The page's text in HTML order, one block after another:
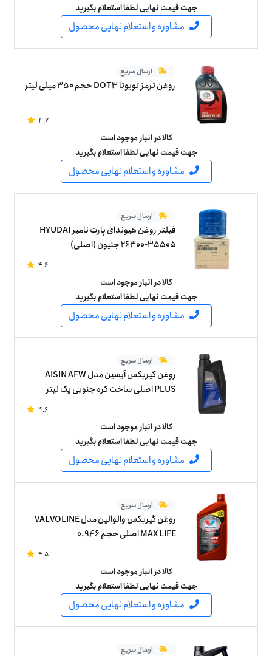
جهت قیمت نهایی لطفا استعلام بگیرید
مشاوره و استعلام نهایی محصول
ارسال سریع
روغن ترمز تویوتا DOT3 حجم 350 میلی لیتر
4.7
کالا در انبار موجود است
جهت قیمت نهایی لطفا استعلام بگیرید
مشاوره و استعلام نهایی محصول
ارسال سریع
فیلتر روغن هیوندای پارت نامبر HYUDAI
26300-35505 جنیون (اصلی)
4.6
کالا در انبار موجود است
جهت قیمت نهایی لطفا استعلام بگیرید
مشاوره و استعلام نهایی محصول
ارسال سریع
روغن گیربکس آیسین مدل AISIN AFW
PLUS اصلی ساخت کره جنوبی یک لیتر
4.6
کالا در انبار موجود است
جهت قیمت نهایی لطفا استعلام بگیرید
مشاوره و استعلام نهایی محصول
ارسال سریع
روغن گیربکس والوالین مدل VALVOLINE
MAX LIFE اصلی حجم 0.946
4.5
کالا در انبار موجود است
جهت قیمت نهایی لطفا استعلام بگیرید
مشاوره و استعلام نهایی محصول
ارسال سریع